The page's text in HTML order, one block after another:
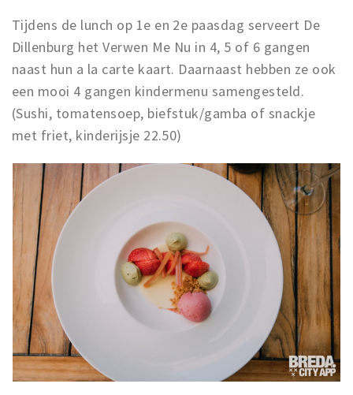
Tijdens de lunch op 1e en 2e paasdag serveert De
Dillenburg het Verwen Me Nu in 4, 5 of 6 gangen
naast hun a la carte kaart. Daarnaast hebben ze ook
een mooi 4 gangen kindermenu samengesteld.
(Sushi, tomatensoep, biefstuk/gamba of snackje
met friet, kinderijsje 22.50)